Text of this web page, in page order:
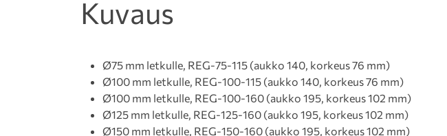
Kuvaus
Ø75 mm letkulle, REG-75-115 (aukko 140, korkeus 76 mm)
Ø100 mm letkulle, REG-100-115 (aukko 140, korkeus 76 mm)
Ø100 mm letkulle, REG-100-160 (aukko 195, korkeus 102 mm)
Ø125 mm letkulle, REG-125-160 (aukko 195, korkeus 102 mm)
Ø150 mm letkulle, REG-150-160 (aukko 195, korkeus 102 mm)